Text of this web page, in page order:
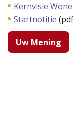
Kernvisie
Startnotitie (
Uw Mening